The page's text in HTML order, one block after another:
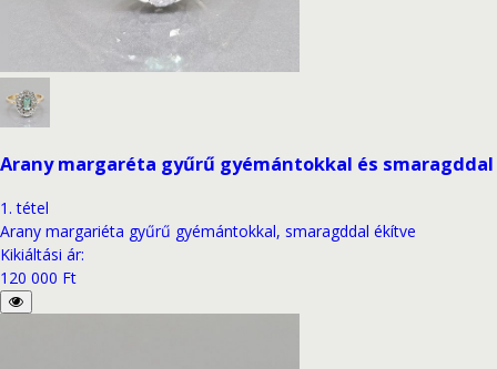
Arany margaréta gyűrű gyémántokkal és smaragddal
1 . tétel
Arany margariéta gyűrű gyémántokkal, smaragddal ékítve
Kikiáltási ár:
120 000 Ft